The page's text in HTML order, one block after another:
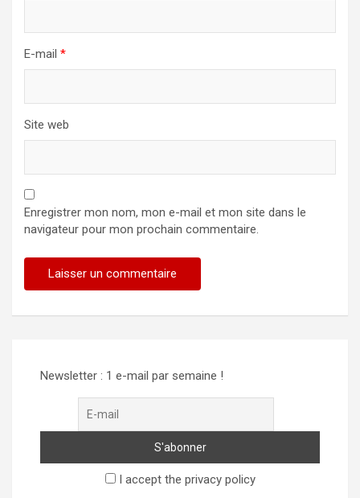
E-mail *
Site web
Enregistrer mon nom, mon e-mail et mon site dans le
navigateur pour mon prochain commentaire.
Newsletter : 1 e-mail par semaine !
I accept the privacy policy